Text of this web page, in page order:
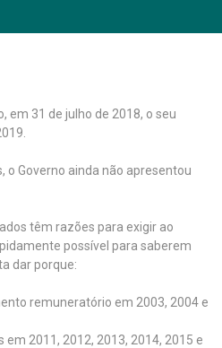
em 31 de julho de 2018, o seu
o Governo ainda não apresentou
têm razões para exigir ao
possível para saberem
dar porque:
remuneratório em 2003, 2004 e
2011, 2012, 2013, 2014, 2015 e